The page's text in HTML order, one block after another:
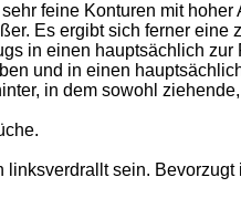
feine Konturen mit
Es ergibt sich ferner
in einen hauptsächlich
und in einen
in dem sowohl
sein.